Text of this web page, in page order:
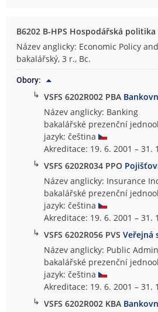
B6202 B-HPS Hospodářská politika
Název anglicky: Economic Policy
bakalářský, 3 r., Bc.
Obory:
↳ VSFS 6202R002 PBA
Název anglicky: Banking
bakalářské prezenční
jazyk: čeština
Akreditace: 19. 6. 2001 – 31.
↳ VSFS 6202R034 PPO
Název anglicky: Insurance
bakalářské prezenční
jazyk: čeština
Akreditace: 19. 6. 2001 – 31.
↳ VSFS 6202R056 PVSVeřejná
Název anglicky: Public
bakalářské prezenční
jazyk: čeština
Akreditace: 19. 6. 2001 – 31.
↳ VSFS 6202R002 KBA